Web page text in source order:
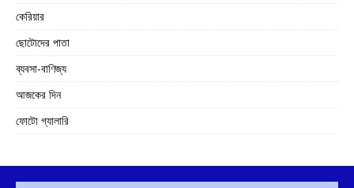
কেরিয়ার
ছোটোদের পাতা
ব্যবসা-বাণিজ্য
আজকের দিন
ফোটো গ্যালারি